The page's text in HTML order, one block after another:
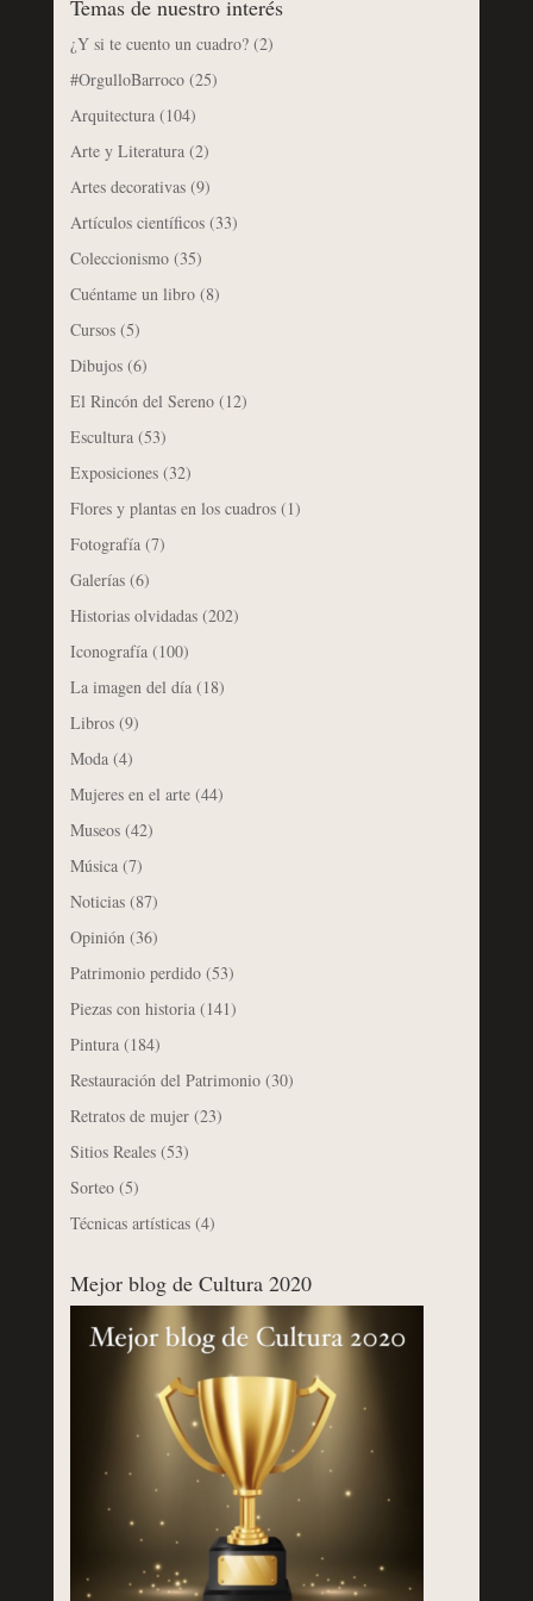
Temas de nuestro interés
¿Y si te cuento un cuadro?(2)
#OrgulloBarroco(25)
Arquitectura(104)
Arte y Literatura(2)
Artes decorativas(9)
Artículos científicos(33)
Coleccionismo(35)
Cuéntame un libro(8)
Cursos(5)
Dibujos(6)
El Rincón del Sereno(12)
Escultura(53)
Exposiciones(32)
Flores y plantas en los cuadros(1)
Fotografía(7)
Galerías(6)
Historias olvidadas(202)
Iconografía(100)
La imagen del día(18)
Libros(9)
Moda(4)
Mujeres en el arte(44)
Museos(42)
Música(7)
Noticias(87)
Opinión (36)
Patrimonio perdido(53)
Piezas con historia(141)
Pintura(184)
Restauración del Patrimonio(30)
Retratos de mujer(23)
Sitios Reales(53)
Sorteo(5)
Técnicas artísticas(4)
Mejor blog de Cultura 2020